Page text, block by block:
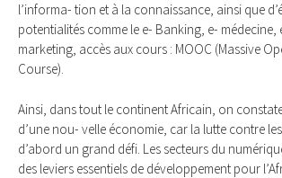
l’informa- tion et à la connaissance, ainsi que
potentialités comme le e- Banking, e- médecine,
marketing, accès aux cours : MOOC (Massive
Course).
Ainsi, dans tout le continent Africain, on
d’une nou- velle économie, car la lutte contre
d’abord un grand défi. Les secteurs du
des leviers essentiels de développement pour